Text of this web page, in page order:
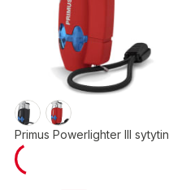
Primus Powerlighter III sytytin